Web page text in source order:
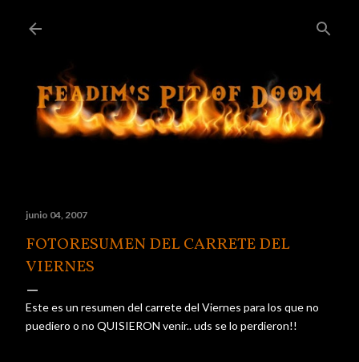
junio 04, 2007
FOTORESUMEN DEL CARRETE DEL
VIERNES
Este es un resumen del carrete del Viernes para los que no
puediero o no QUISIERON venir.. uds se lo perdieron!!